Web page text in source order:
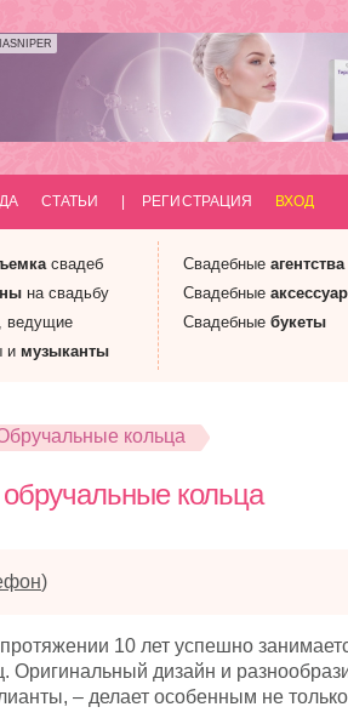
СТАТЬИ РЕГИСТРАЦИЯ ВХОД
свадеб
на свадьбу
ведущие
и музыканты
Свадебные агентства
Свадебные
Свадебные букеты
кольца
кольца
)
10 лет успешно
Оригинальный дизайн и
– делает особенным не